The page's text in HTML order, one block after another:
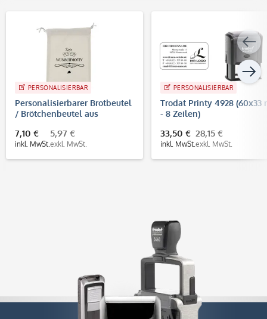
PERSONALISIERBAR
Personalisierbarer Brotbeutel
/ Brötchenbeutel aus
7,10 €
inkl. MwSt.
5,97 €
exkl. MwSt.
PERSONALISIERBAR
Trodat Printy 4928 (60x33
- 8 Zeilen)
33,50 €
inkl. MwSt.
28,15 €
exkl. MwSt.